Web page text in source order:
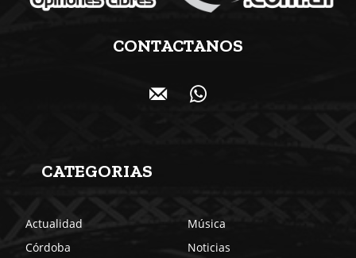
CONTACTANOS
CATEGORIAS
Actualidad
Córdoba
Música
Noticias